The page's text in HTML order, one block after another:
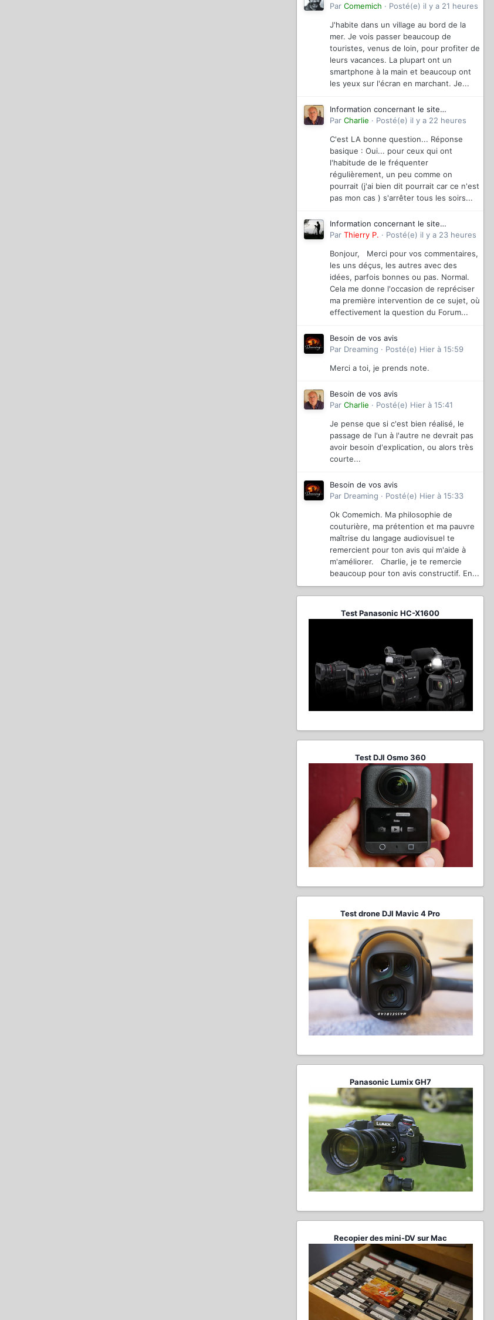
magazinevideo
Par Comemich · Posté(e) il y a 21 heures
J'habite dans un village au bord de la
mer. Je vois passer beaucoup de
touristes, venus de loin, pour profiter de
leurs vacances. La plupart ont un
smartphone à la main et beaucoup ont
les yeux sur l'écran en marchant. Je...
Information concernant le site
magazinevideo
Par Charlie · Posté(e) il y a 22 heures
C'est LA bonne question... Réponse
basique : Oui... pour ceux qui ont
l'habitude de le fréquenter
régulièrement, un peu comme on
pourrait (j'ai bien dit pourrait car ce n'est
pas mon cas ) s'arrêter tous les soirs...
Information concernant le site
magazinevideo
Par Thierry P. · Posté(e) il y a 23 heures
Bonjour, Merci pour vos commentaires,
les uns déçus, les autres avec des
idées, parfois bonnes ou pas. Normal.
Cela me donne l'occasion de repréciser
ma première intervention de ce sujet, où
effectivement la question du Forum...
Besoin de vos avis
Par Dreaming · Posté(e) Hier à 15:59
Merci a toi, je prends note.
Besoin de vos avis
Par Charlie · Posté(e) Hier à 15:41
Je pense que si c'est bien réalisé, le
passage de l'un à l'autre ne devrait pas
avoir besoin d'explication, ou alors très
courte...
Besoin de vos avis
Par Dreaming · Posté(e) Hier à 15:33
Ok Comemich. Ma philosophie de
couturière, ma prétention et ma pauvre
maîtrise du langage audiovisuel te
remercient pour ton avis qui m'aide à
m'améliorer. Charlie, je te remercie
beaucoup pour ton avis constructif. En...
Test Panasonic HC-X1600
Test DJI Osmo 360
Test drone DJI Mavic 4 Pro
Panasonic Lumix GH7
Recopier des mini-DV sur Mac